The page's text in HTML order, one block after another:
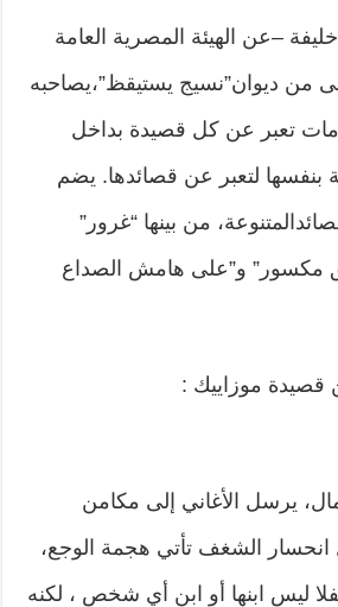
–عن الهيئة المصرية العامة
من ديوان”نسيج يستيقظ”،يصاحبه
تعبر عن كل قصيدة بداخل
بنفسها لتعبر عن قصائدها. يضم
من بينها “غرور”
مكسور” و”على هامش الصداع
قصيدة موزاييك :
يرسل الأغاني إلى مكامن
انحسار الشغف تأتي هجمة الوجع،
ليس ابنها أو ابن أي شخص ، لكنه